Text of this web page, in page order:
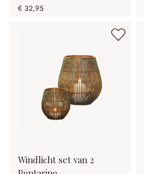
€ 32,95
Windlicht set van 2